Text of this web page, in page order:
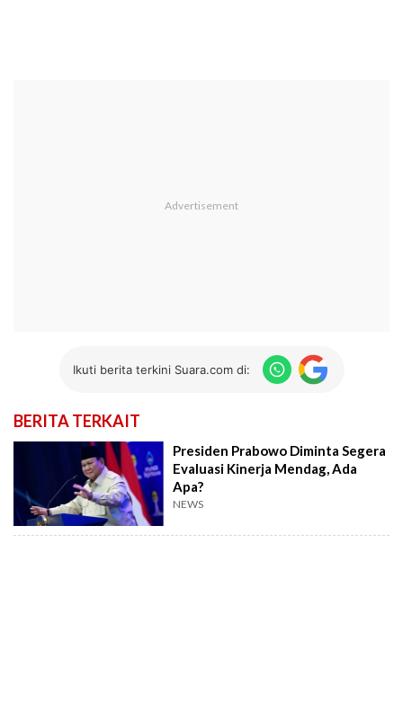
Ikuti berita terkini Suara.com di:
BERITA TERKAIT
Presiden Prabowo Diminta Segera
Evaluasi Kinerja Mendag, Ada
Apa?
NEWS